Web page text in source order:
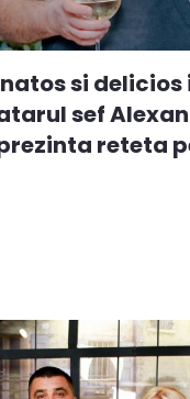
si delicios
sef
reteta